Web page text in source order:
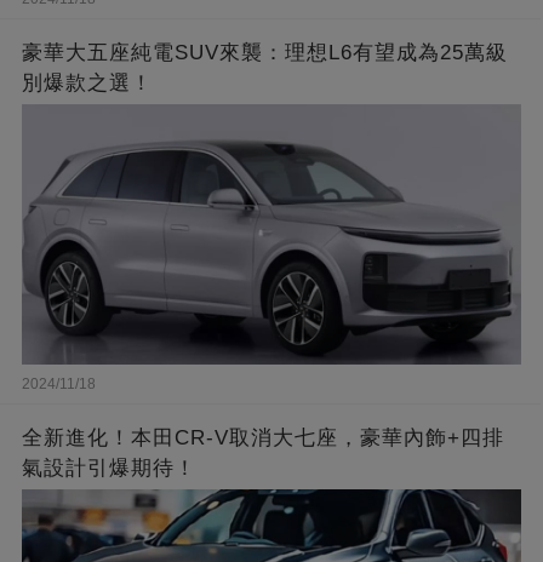
豪華大五座純電SUV來襲：理想L6有望成為25萬級
別爆款之選！
2024/11/18
全新進化！本田CR-V取消大七座，豪華內飾+四排
氣設計引爆期待！